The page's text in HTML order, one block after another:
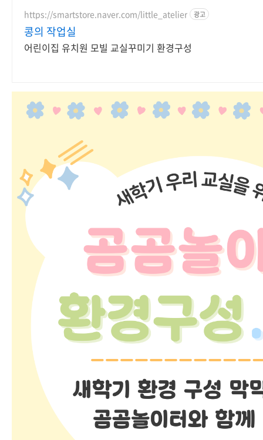
https://smartstore.naver.com/little_atelier 광고
콩의 작업실
어린이집 유치원 모빌 교실꾸미기 환경구성